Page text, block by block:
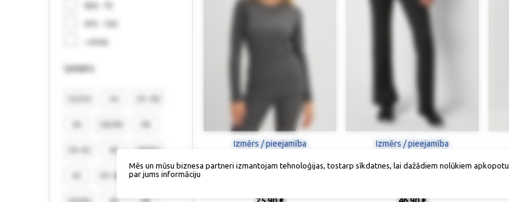
€50 - 75
€75 - 150
> €150
izmērs
40 40/42
44
Izmērs / pieejamība Izmērs / pieejamība
Mēs un mūsu biznesa partneri izmantojam tehnoloģijas, tostarp sīkdatnes, lai dažādiem nolūkiem apkopotu
par jums informāciju